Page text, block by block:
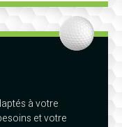
à votre
et votre